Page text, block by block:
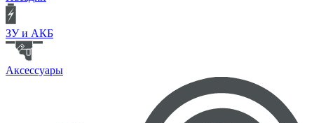
ЗУ и АКБ
Аксессуары